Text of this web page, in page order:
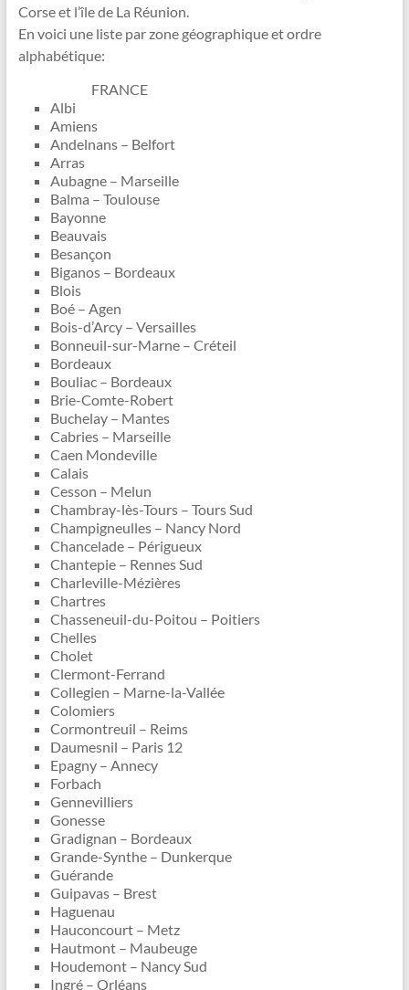
Corse et l’île de La Réunion.
En voici une liste par zone géographique et ordre
alphabétique:
FRANCE
Albi
Amiens
Andelnans – Belfort
Arras
Aubagne – Marseille
Balma – Toulouse
Bayonne
Beauvais
Besançon
Biganos – Bordeaux
Blois
Boé – Agen
Bois-d’Arcy – Versailles
Bonneuil-sur-Marne – Créteil
Bordeaux
Bouliac – Bordeaux
Brie-Comte-Robert
Buchelay – Mantes
Cabries – Marseille
Caen Mondeville
Calais
Cesson – Melun
Chambray-lès-Tours – Tours Sud
Champigneulles – Nancy Nord
Chancelade – Périgueux
Chantepie – Rennes Sud
Charleville-Mézières
Chartres
Chasseneuil-du-Poitou – Poitiers
Chelles
Cholet
Clermont-Ferrand
Collegien – Marne-la-Vallée
Colomiers
Cormontreuil – Reims
Daumesnil – Paris 12
Epagny – Annecy
Forbach
Gennevilliers
Gonesse
Gradignan – Bordeaux
Grande-Synthe – Dunkerque
Guérande
Guipavas – Brest
Haguenau
Hauconcourt – Metz
Hautmont – Maubeuge
Houdemont – Nancy Sud
Ingré – Orléans